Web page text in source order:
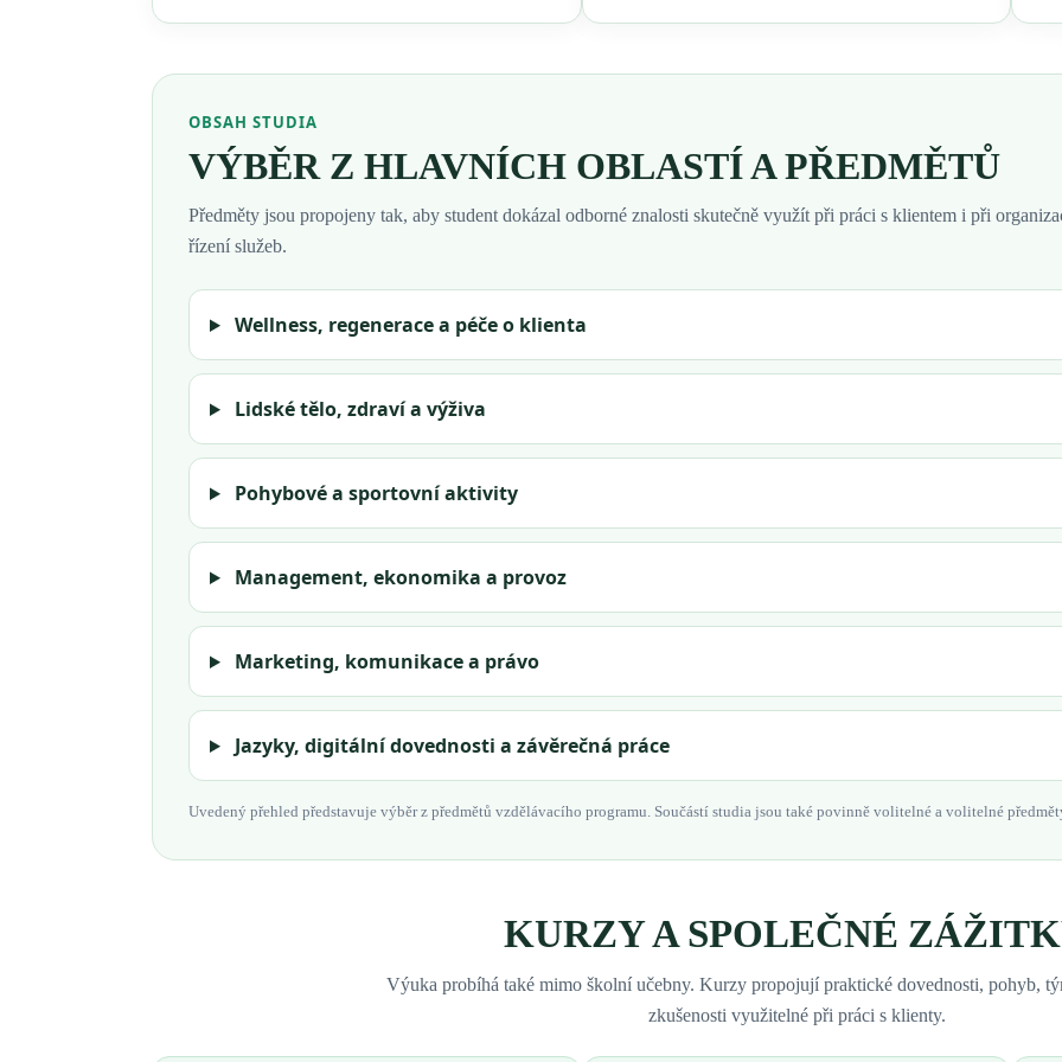
OBSAH STUDIA
VÝBĚR Z HLAVNÍCH OBLASTÍ A PŘEDMĚTŮ
Předměty jsou propojeny tak, aby student dokázal odborné znalosti skutečně využít při práci s klientem i při
řízení služeb.
Wellness, regenerace a péče o klienta
Lidské tělo, zdraví a výživa
Pohybové a sportovní aktivity
Management, ekonomika a provoz
Marketing, komunikace a právo
Jazyky, digitální dovednosti a závěrečná práce
Uvedený přehled představuje výběr z předmětů vzdělávacího programu. Součástí studia jsou také povinně volitelné a volitelné
KURZY A SPOLEČNÉ
Výuka probíhá také mimo školní učebny. Kurzy propojují praktické dovednosti, pohyb,
zkušenosti využitelné při práci s klienty.